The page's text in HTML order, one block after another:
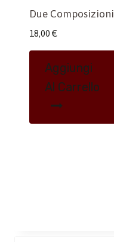
Due Composizioni
18,00 €
Aggiungi
Al Carrello